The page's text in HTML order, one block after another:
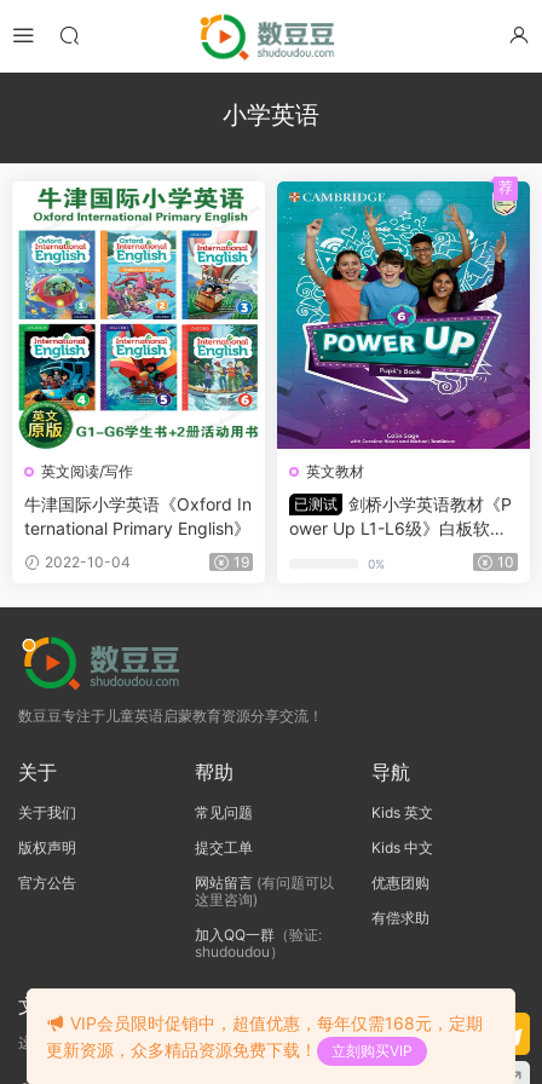
小学英语
英文阅读/写作
牛津国际小学英语《Oxford In
ternational Primary English》
2022-10-04 19
英文教材
已测试 剑桥小学英语教材《P
ower Up L1-L6级》白板软件
包学生用书、教师用书、练习
册、配套闪卡、互动游戏等
0% 10
荐
数豆豆专注于儿童英语启蒙教育资源分享交流！
关于
关于我们
版权声明
官方公告
帮助
常见问题
提交工单
网站留言(有问题可以
这里咨询)
加入QQ一群（验证:
shudoudou）
导航
Kids 英文
Kids 中文
优惠团购
有偿求助
文本标题
这里输入代码
VIP会员限时促销中，超值优惠，每年仅需168元，定期
更新资源，众多精品资源免费下载！
立刻购买VIP